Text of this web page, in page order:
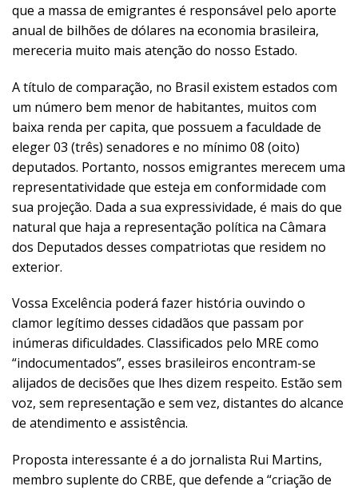
que a massa de emigrantes é responsável pelo aporte
anual de bilhões de dólares na economia brasileira,
mereceria muito mais atenção do nosso Estado.
A título de comparação, no Brasil existem estados com
um número bem menor de habitantes, muitos com
baixa renda per capita, que possuem a faculdade de
eleger 03 (três) senadores e no mínimo 08 (oito)
deputados. Portanto, nossos emigrantes merecem uma
representatividade que esteja em conformidade com
sua projeção. Dada a sua expressividade, é mais do que
natural que haja a representação política na Câmara
dos Deputados desses compatriotas que residem no
exterior.
Vossa Excelência poderá fazer história ouvindo o
clamor legítimo desses cidadãos que passam por
inúmeras dificuldades. Classificados pelo MRE como
“indocumentados”, esses brasileiros encontram-se
alijados de decisões que lhes dizem respeito. Estão sem
voz, sem representação e sem vez, distantes do alcance
de atendimento e assistência.
Proposta interessante é a do jornalista Rui Martins,
membro suplente do CRBE, que defende a “criação de